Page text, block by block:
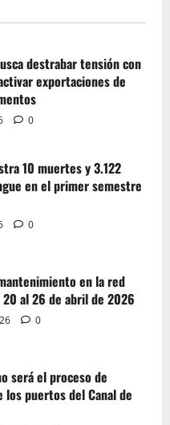
destrabar tensión con
exportaciones de
0
10 muertes y 3.122
en el primer semestre
0
en la red
al 26 de abril de 2026
0
será el proceso de
los puertos del Canal de